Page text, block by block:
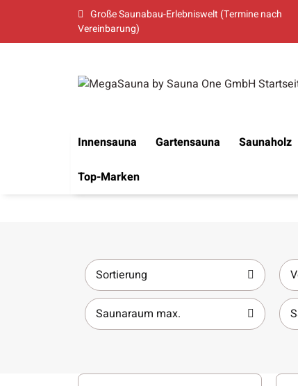
Große Saunabau-Erlebniswelt (Termine nach
Vereinbarung)
Innensauna Gartensauna Saunaholz
Top-Marken
Sortierung
Saunaraum max.